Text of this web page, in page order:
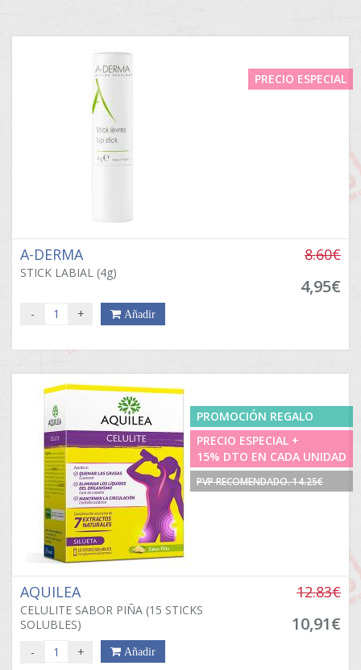
PRECIO ESPECIAL
A-DERMA
STICK LABIAL (4g)
8.60€
4,95€
- + Añadir
PROMOCIÓN REGALO
PRECIO ESPECIAL +
15% DTO EN CADA UNIDAD
PVP RECOMENDADO. 14.25€
AQUILEA
CELULITE SABOR PIÑA (15 STICKS
SOLUBLES)
12.83€
10,91€
- + Añadir